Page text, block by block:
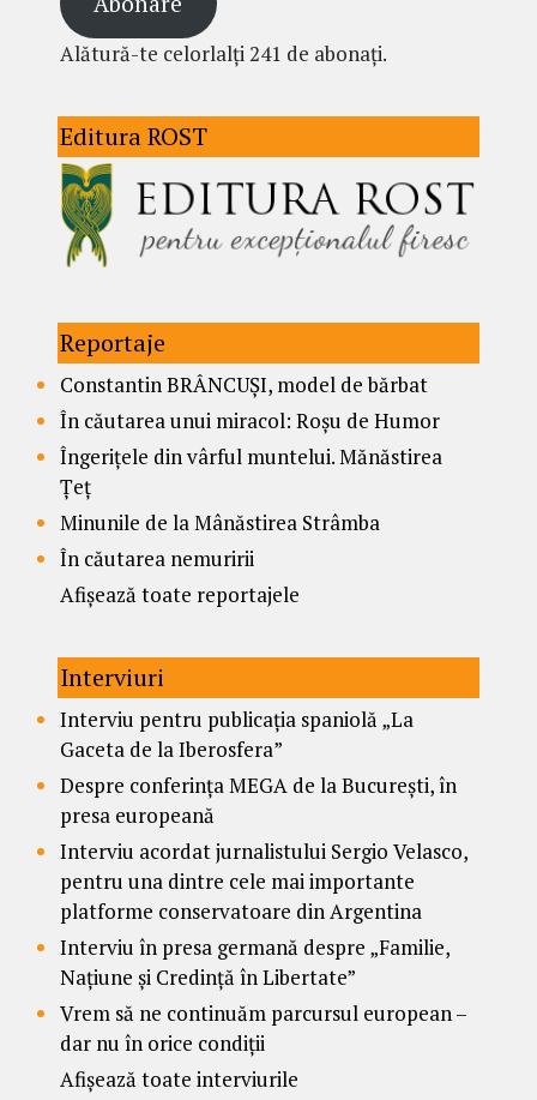
Alătură-te celorlalți 241 de abonați.
Editura ROST
Reportaje
Constantin BRÂNCUȘI, model de bărbat
În căutarea unui miracol: Roșu de Humor
Îngerițele din vârful muntelui. Mănăstirea
Țeț
Minunile de la Mânăstirea Strâmba
În căutarea nemuririi
Afișează toate reportajele
Interviuri
Interviu pentru publicația spaniolă „La
Gaceta de la Iberosfera”
Despre conferința MEGA de la București, în
presa europeană
Interviu acordat jurnalistului Sergio Velasco,
pentru una dintre cele mai importante
platforme conservatoare din Argentina
Interviu în presa germană despre „Familie,
Națiune și Credință în Libertate”
Vrem să ne continuăm parcursul european –
dar nu în orice condiții
Afișează toate interviurile